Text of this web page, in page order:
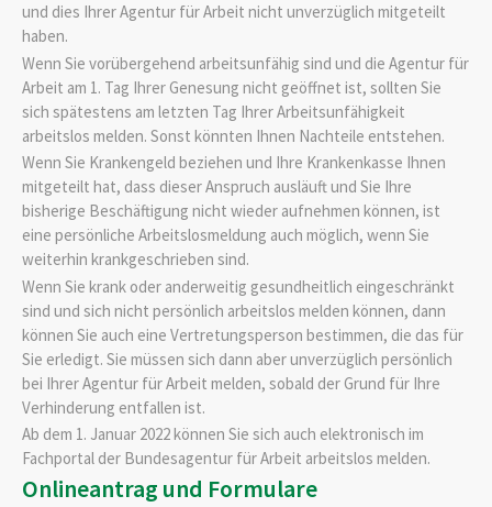
und dies Ihrer Agentur für Arbeit nicht unverzüglich mitgeteilt
haben.
Wenn Sie vorübergehend arbeitsunfähig sind und die Agentur für
Arbeit am 1. Tag Ihrer Genesung nicht geöffnet ist, sollten Sie
sich spätestens am letzten Tag Ihrer Arbeitsunfähigkeit
arbeitslos melden. Sonst könnten Ihnen Nachteile entstehen.
Wenn Sie Krankengeld beziehen und Ihre Krankenkasse Ihnen
mitgeteilt hat, dass dieser Anspruch ausläuft und Sie Ihre
bisherige Beschäftigung nicht wieder aufnehmen können, ist
eine persönliche Arbeitslosmeldung auch möglich, wenn Sie
weiterhin krankgeschrieben sind.
Wenn Sie krank oder anderweitig gesundheitlich eingeschränkt
sind und sich nicht persönlich arbeitslos melden können, dann
können Sie auch eine Vertretungsperson bestimmen, die das für
Sie erledigt. Sie müssen sich dann aber unverzüglich persönlich
bei Ihrer Agentur für Arbeit melden, sobald der Grund für Ihre
Verhinderung entfallen ist.
Ab dem 1. Januar 2022 können Sie sich auch elektronisch im
Fachportal der Bundesagentur für Arbeit arbeitslos melden.
Onlineantrag und Formulare